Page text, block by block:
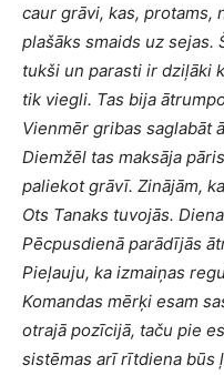
caur grāvi, kas, protams,
plašāks smaids uz sejas.
tukši un parasti ir dziļāki
tik viegli. Tas bija
Vienmēr gribas saglabāt
Diemžēl tas maksāja
paliekot grāvī. Zinājām,
Ots Tanaks tuvojās.
Pēcpusdienā parādījās
Pieļauju, ka izmaiņas
Komandas mērķi esam
otrajā pozīcijā, taču pie
sistēmas arī rītdiena būs